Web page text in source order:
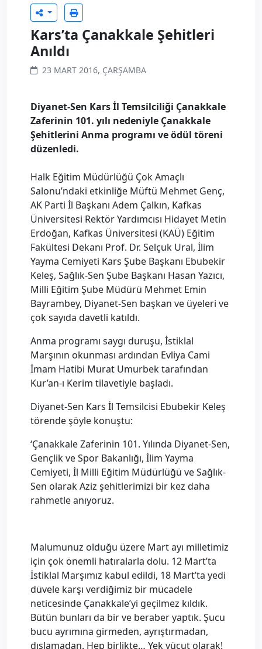
​Kars’ta Çanakkale Şehitleri
Anıldı
23 MART 2016, ÇARŞAMBA
Diyanet-Sen Kars İl Temsilciliği Çanakkale
Zaferinin 101. yılı nedeniyle Çanakkale
Şehitlerini Anma programı ve ödül töreni
düzenledi.
Halk Eğitim Müdürlüğü Çok Amaçlı
Salonu’ndaki etkinliğe Müftü Mehmet Genç,
AK Parti İl Başkanı Adem Çalkın, Kafkas
Üniversitesi Rektör Yardımcısı Hidayet Metin
Erdoğan, Kafkas Üniversitesi (KAÜ) Eğitim
Fakültesi Dekanı Prof. Dr. Selçuk Ural, İlim
Yayma Cemiyeti Kars Şube Başkanı Ebubekir
Keleş, Sağlık-Sen Şube Başkanı Hasan Yazıcı,
Milli Eğitim Şube Müdürü Mehmet Emin
Bayrambey, Diyanet-Sen başkan ve üyeleri ve
çok sayıda davetli katıldı.
Anma programı saygı duruşu, İstiklal
Marşının okunması ardından Evliya Cami
İmam Hatibi Murat Umurbek tarafından
Kur’an-ı Kerim tilavetiyle başladı.
Diyanet-Sen Kars İl Temsilcisi Ebubekir Keleş
törende şöyle konuştu:
‘Çanakkale Zaferinin 101. Yılında Diyanet-Sen,
Gençlik ve Spor Bakanlığı, İlim Yayma
Cemiyeti, İl Milli Eğitim Müdürlüğü ve Sağlık-
Sen olarak Aziz şehitlerimizi bir kez daha
rahmetle anıyoruz.
Malumunuz olduğu üzere Mart ayı milletimiz
için çok önemli hatıralarla dolu. 12 Mart’ta
İstiklal Marşımız kabul edildi, 18 Mart’ta yedi
düvele karşı verdiğimiz bir mücadele
neticesinde Çanakkale’yi geçilmez kıldık.
Bütün bunları da bir ve beraber yaptık. Şucu
bucu ayrımına girmeden, ayrıştırmadan,
dışlamadan. Hep birlikte… Yek vücut olarak!